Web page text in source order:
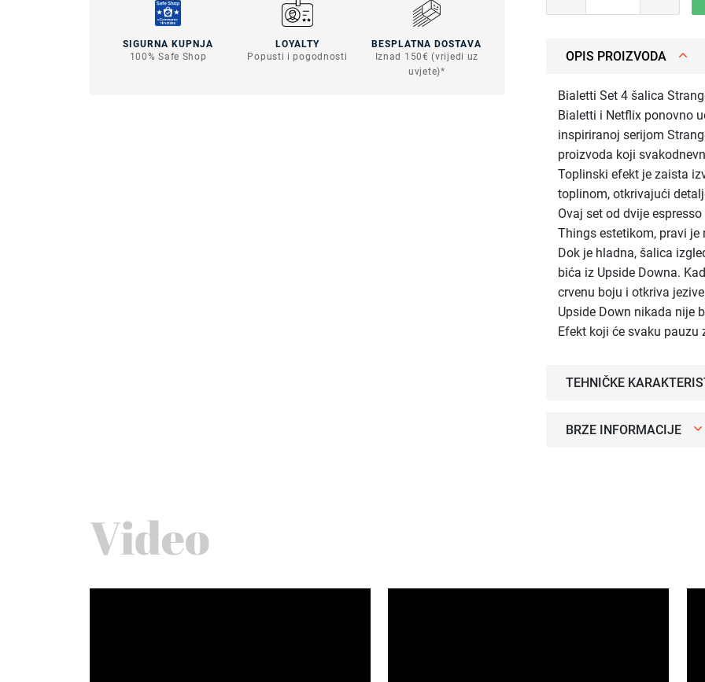
SIGURNA KUPNJA
100% Safe Shop
LOYALTY
Popusti i pogodnosti
BESPLATNA DOSTAVA
Iznad 150€ (vrijedi uz
uvjete)*
OPIS PROIZVODA
Bialetti Set 4 šalica
Bialetti i Netflix ponovno
inspiriranoj serijom
proizvoda koji
Toplinski efekt je zaista
toplinom, otkrivajući
Ovaj set od dvije
Things estetikom, pravi
Dok je hladna, šalica
bića iz Upside Downa.
crvenu boju i otkriva
Upside Down nikada nije
Efekt koji će svaku
TEHNIČKE
BRZE INFORMACIJE
Video